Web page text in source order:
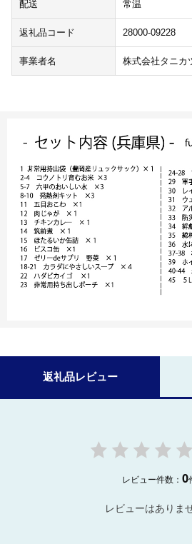
配送 常温
返礼品コード 28000-09228
事業者名 株式会社タニカ
返礼品レビュー
レビュー件数：0
レビューはありま